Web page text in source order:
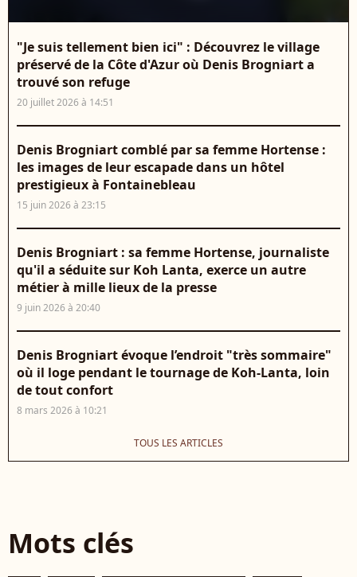
"Je suis tellement bien ici" : Découvrez le village
préservé de la Côte d'Azur où Denis Brogniart a
trouvé son refuge
20 juillet 2026 à 14:51
Denis Brogniart comblé par sa femme Hortense :
les images de leur escapade dans un hôtel
prestigieux à Fontainebleau
15 juin 2026 à 23:15
Denis Brogniart : sa femme Hortense, journaliste
qu'il a séduite sur Koh Lanta, exerce un autre
métier à mille lieux de la presse
9 juin 2026 à 20:40
Denis Brogniart évoque l’endroit "très sommaire"
où il loge pendant le tournage de Koh-Lanta, loin
de tout confort
8 mars 2026 à 10:21
TOUS LES ARTICLES
Mots clés